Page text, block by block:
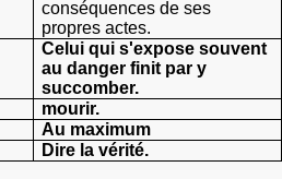
conséquences de ses
propres actes.
Celui qui s'expose souvent
au danger finit par y
succomber.
mourir.
Au maximum
Dire la vérité.